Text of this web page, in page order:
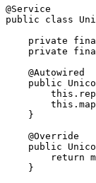
@Service
public class
private
private
    @Autowired
public
    }
    @Override
public
return
    }